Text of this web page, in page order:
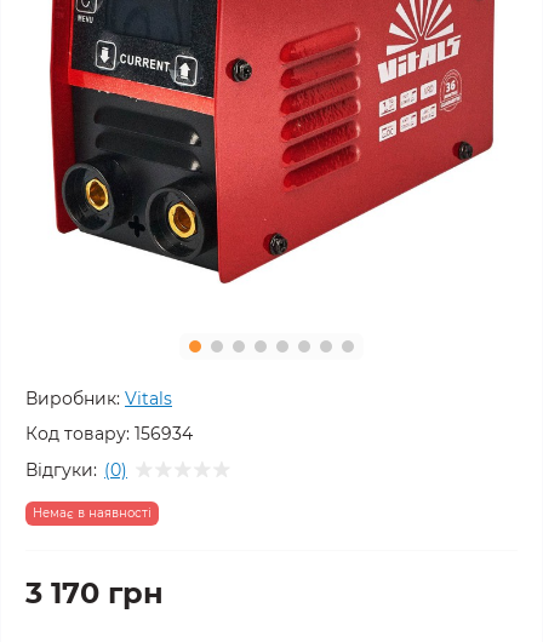
Виробник: Vitals
Код товару: 156934
Відгуки: (0)
Немає в наявності
3 170 грн